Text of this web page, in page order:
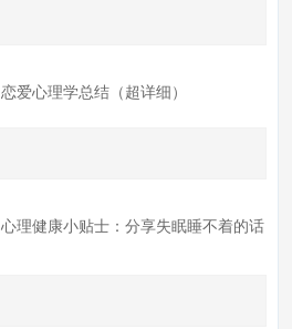
恋爱心理学总结（超详细）
心理健康小贴士：分享失眠睡不着的话